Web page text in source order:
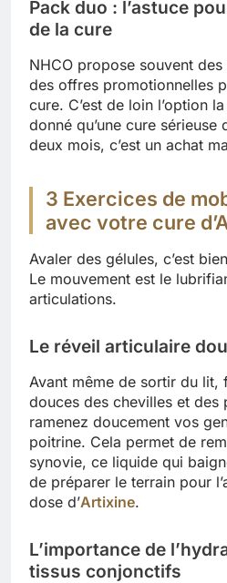
Pack duo : l’astuce
de la cure
NHCO propose souvent
des offres promotionnelles
cure. C’est de loin l’option
donné qu’une cure
deux mois, c’est un achat
3 Exercices de
avec votre cure
Avaler des gélules, c’est
Le mouvement est le
articulations.
Le réveil articulaire
Avant même de sortir du lit,
douces des chevilles et des
ramenez doucement vos
poitrine. Cela permet de
synovie, ce liquide qui
de préparer le terrain pour
dose d’Artixine.
L’importance de
tissus conjonctifs